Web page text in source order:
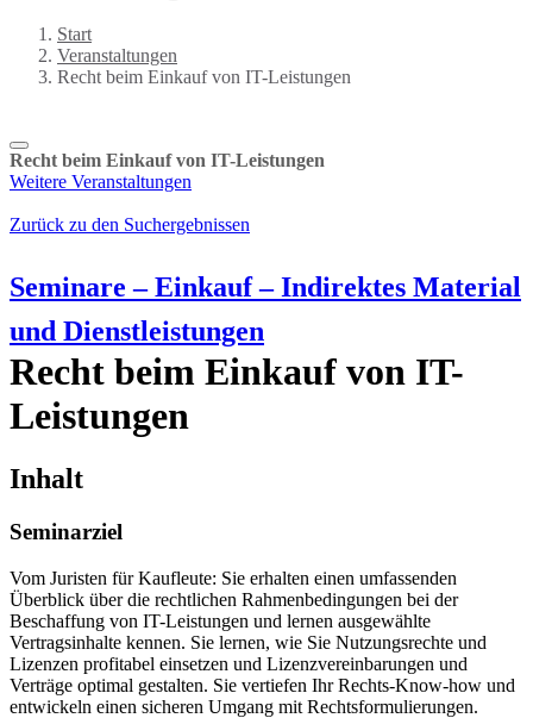
Start
Veranstaltungen
Recht beim Einkauf von IT-Leistungen
Recht beim Einkauf von IT-Leistungen
Weitere Veranstaltungen
Zurück zu den Suchergebnissen
Seminare – Einkauf – Indirektes Material
und Dienstleistungen
Recht beim Einkauf von IT-
Leistungen
Inhalt
Seminarziel
Vom Juristen für Kaufleute: Sie erhalten einen umfassenden
Überblick über die rechtlichen Rahmenbedingungen bei der
Beschaffung von IT-Leistungen und lernen ausgewählte
Vertragsinhalte kennen. Sie lernen, wie Sie Nutzungsrechte und
Lizenzen profitabel einsetzen und Lizenzvereinbarungen und
Verträge optimal gestalten. Sie vertiefen Ihr Rechts-Know-how und
entwickeln einen sicheren Umgang mit Rechtsformulierungen.